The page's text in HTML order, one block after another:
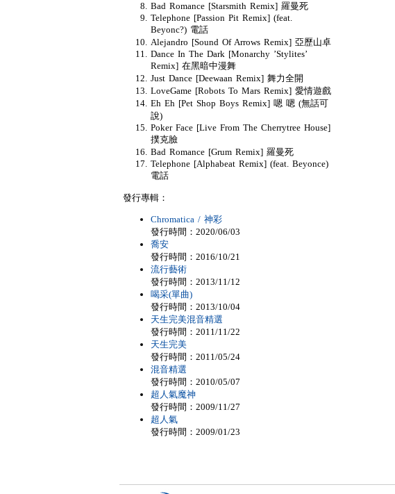
Bad Romance [Starsmith Remix] 羅曼死
Telephone [Passion Pit Remix] (feat.
Beyonc?) 電話
Alejandro [Sound Of Arrows Remix] 亞歷山卓
Dance In The Dark [Monarchy ’Stylites’
Remix] 在黑暗中漫舞
Just Dance [Deewaan Remix] 舞力全開
LoveGame [Robots To Mars Remix] 愛情遊戲
Eh Eh [Pet Shop Boys Remix] 嗯 嗯 (無話可
說)
Poker Face [Live From The Cherrytree House]
撲克臉
Bad Romance [Grum Remix] 羅曼死
Telephone [Alphabeat Remix] (feat. Beyonce)
電話
發行專輯：
Chromatica / 神彩
發行時間：2020/06/03
喬安
發行時間：2016/10/21
流行藝術
發行時間：2013/11/12
喝采(單曲)
發行時間：2013/10/04
天生完美混音精選
發行時間：2011/11/22
天生完美
發行時間：2011/05/24
混音精選
發行時間：2010/05/07
超人氣魔神
發行時間：2009/11/27
超人氣
發行時間：2009/01/23